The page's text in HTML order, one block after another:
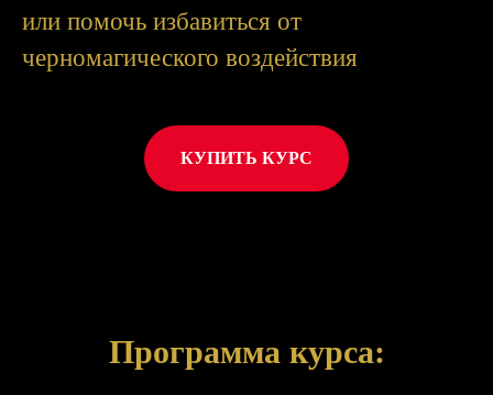
или помочь избавиться от
черномагического воздействия
КУПИТЬ КУРС
Программа курса: